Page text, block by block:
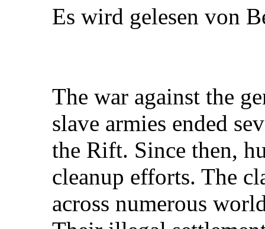
Es wird gelesen von
The war against the
slave armies ended
the Rift. Since then,
cleanup efforts. The
across numerous